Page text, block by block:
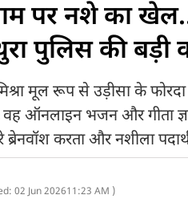
पर नशे का
पुलिस की बड़ी
मूल रूप से उड़ीसा के
वह ऑनलाइन भजन और गीता
ब्रेनवॉश करता और नशीला
02 Jun 202611:23 AM )